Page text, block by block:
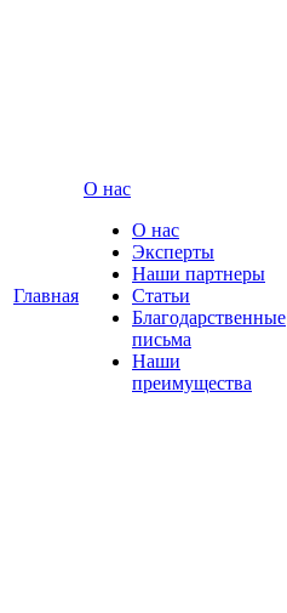
Главная
О нас
О нас
Эксперты
Наши партнеры
Статьи
Благодарственные
письма
Наши
преимущества